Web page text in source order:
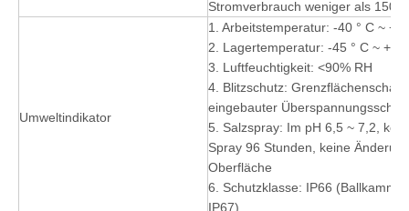
Stromverbrauch weniger als 150
Umweltindikator
1. Arbeitstemperatur: -40 ° C ~ +
2. Lagertemperatur: -45 ° C ~ +
3. Luftfeuchtigkeit: <90% RH
4. Blitzschutz:
eingebauter
5. Salzspray: Im pH 6,5 ~ 7,2,
Spray 96 Stunden, keine
Oberfläche
6. Schutzklasse: IP66
IP67)